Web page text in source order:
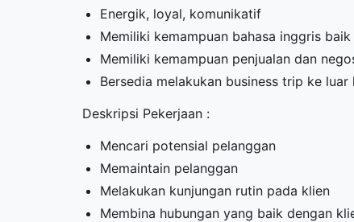
Energik, loyal, komunikatif
Memiliki kemampuan bahasa inggris
Memiliki kemampuan penjualan dan
Bersedia melakukan business trip ke
Deskripsi Pekerjaan :
Mencari potensial pelanggan
Memaintain pelanggan
Melakukan kunjungan rutin pada klien
Membina hubungan yang baik dengan